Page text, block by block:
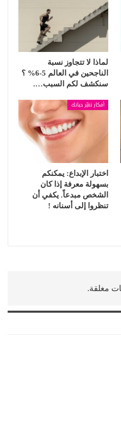
لماذا لا تتجاوز نسبة
الناجحين في العالم 5-6% ؟
سنكشف لكم السبب….
أفكار تغيّر حياتك
اختبار الإبداع: يمكنكم
بسهولة معرفة إذا كان
الشخص مبدعاً. يكفي أن
تنظروا إلى أسنانه !
مغلقة.